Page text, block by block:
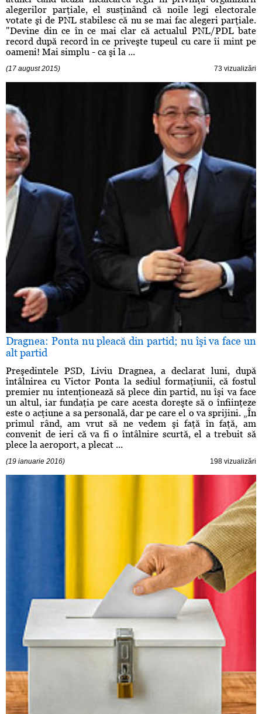
alegerilor parţiale, el susţinând că noile legi electorale
votate şi de PNL stabilesc că nu se mai fac alegeri parţiale.
"Devine din ce în ce mai clar că actualul PNL/PDL bate
record după record în ce priveşte tupeul cu care îi mint pe
oameni! Mai simplu - ca şi la ...
(17 august 2015) 73 vizualizări
Dragnea: Ponta nu pleacă din partid; nu îşi va face un
alt partid
Preşedintele PSD, Liviu Dragnea, a declarat luni, după
întâlnirea cu Victor Ponta la sediul formaţiunii, că fostul
premier nu intenţionează să plece din partid, nu îşi va face
un altul, iar fundaţia pe care acesta doreşte să o înfiinţeze
este o acţiune a sa personală, dar pe care el o va sprijini. „În
primul rând, am vrut să ne vedem şi faţă în faţă, am
convenit de ieri că va fi o întâlnire scurtă, el a trebuit să
plece la aeroport, a plecat ...
(19 ianuarie 2016) 198 vizualizări